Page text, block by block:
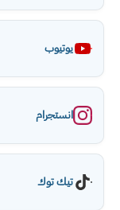
يوتيوب
انستجرام
تيك توك